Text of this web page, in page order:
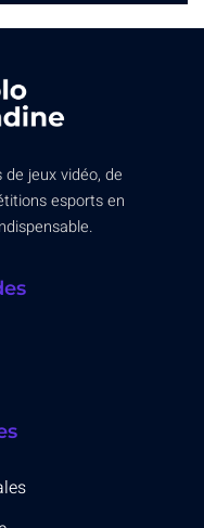
jeux vidéo, de
esports en